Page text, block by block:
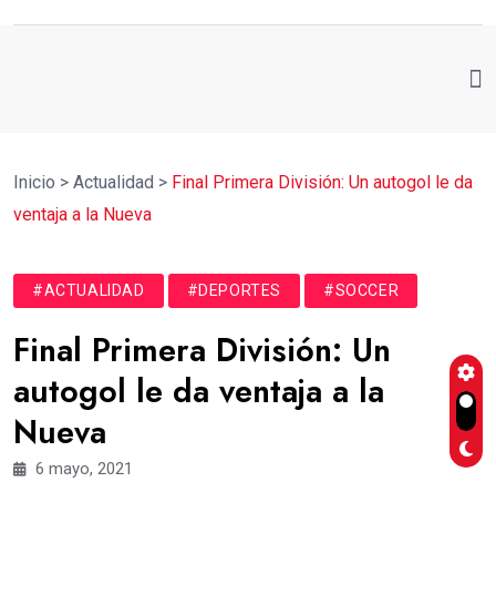
Inicio > Actualidad > Final Primera División: Un autogol le da
ventaja a la Nueva
#ACTUALIDAD #DEPORTES #SOCCER
Final Primera División: Un
autogol le da ventaja a la
Nueva
6 mayo, 2021